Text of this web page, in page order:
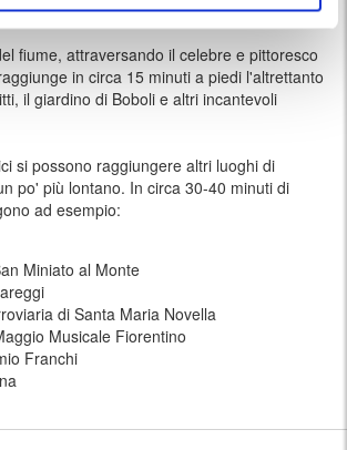
fiume, attraversando il celebre e pittoresco
in circa 15 minuti a piedi l'altrettanto
il giardino di Boboli e altri incantevoli
si possono raggiungere altri luoghi di
po' più lontano. In circa 30-40 minuti di
ad esempio:
Miniato al Monte
di Santa Maria Novella
Musicale Fiorentino
Franchi